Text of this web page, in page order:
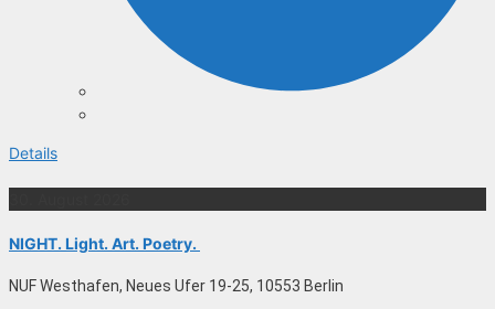
Details
NIGHT. Light. Art. Poetry.
NUF Westhafen, Neues Ufer 19-25, 10553 Berlin